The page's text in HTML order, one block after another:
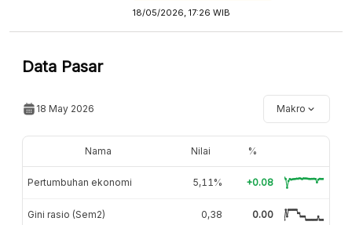
18/05/2026, 17:26 WIB
Data Pasar
18 May 2026 Makro
Nama Nilai %
Pertumbuhan ekonomi 5,11% +0.08
Gini rasio (Sem2) 0,38 0.00